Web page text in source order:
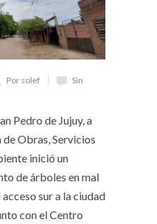
Por solef
Sin
Pedro de Jujuy, a
Obras, Servicios
inició un
de árboles en mal
sur a la ciudad
con el Centro